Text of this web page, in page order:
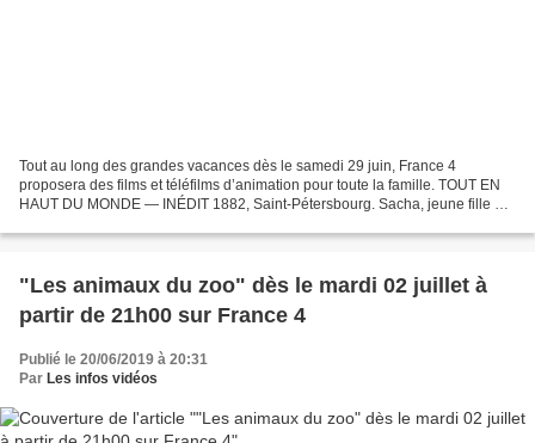
Tout au long des grandes vacances dès le samedi 29 juin, France 4
proposera des films et téléfilms d’animation pour toute la famille. TOUT EN
HAUT DU MONDE — INÉDIT 1882, Saint-Pétersbourg. Sacha, jeune fille de
"Les animaux du zoo" dès le mardi 02 juillet à
partir de 21h00 sur France 4
Publié le 20/06/2019 à 20:31
Par Les infos vidéos